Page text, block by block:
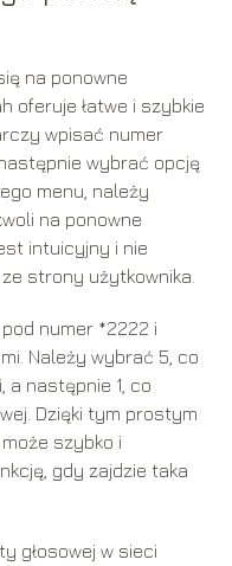
na ponowne
oferuje łatwe i szybkie
wpisać numer
wybrać opcję
menu, należy
na ponowne
intuicyjny i nie
strony użytkownika.
numer *2222 i
Należy wybrać 5, co
a następnie 1, co
Dzięki tym prostym
szybko i
gdy zajdzie taka
głosowej w sieci